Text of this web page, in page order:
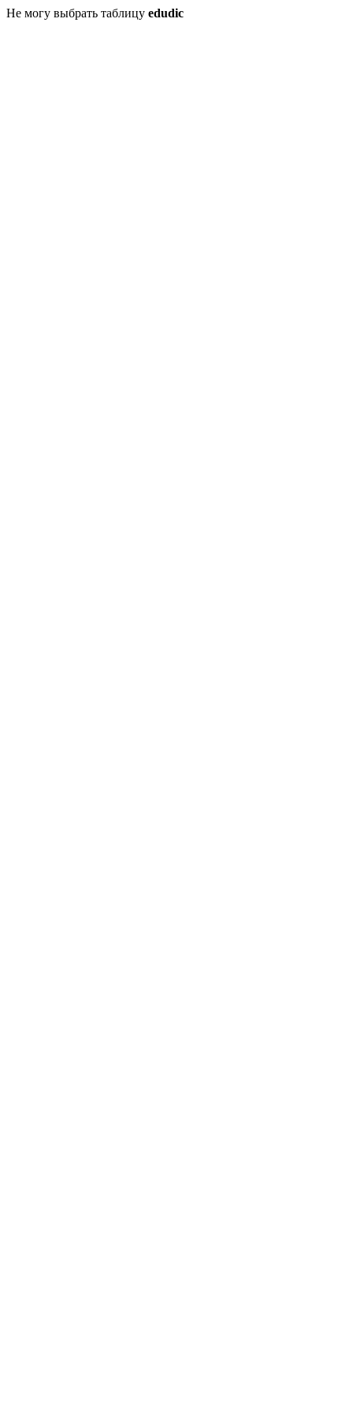
Не могу выбрать таблицу edudic